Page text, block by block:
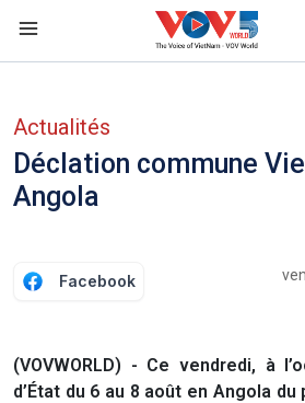
Actualités
Déclation commune
Angola
Facebook
(VOVWORLD) - Ce vendredi, à
d’État du 6 au 8 août en Angola